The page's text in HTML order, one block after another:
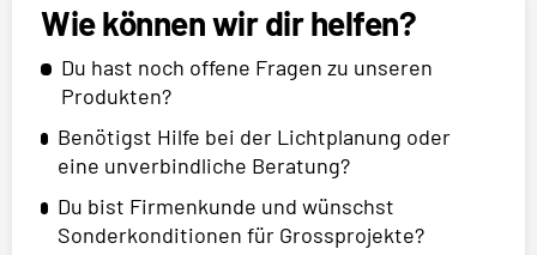
Wie können wir dir helfen?
Du hast noch offene Fragen zu unseren
Produkten?
Benötigst Hilfe bei der Lichtplanung oder
eine unverbindliche Beratung?
Du bist Firmenkunde und wünschst
Sonderkonditionen für Grossprojekte?